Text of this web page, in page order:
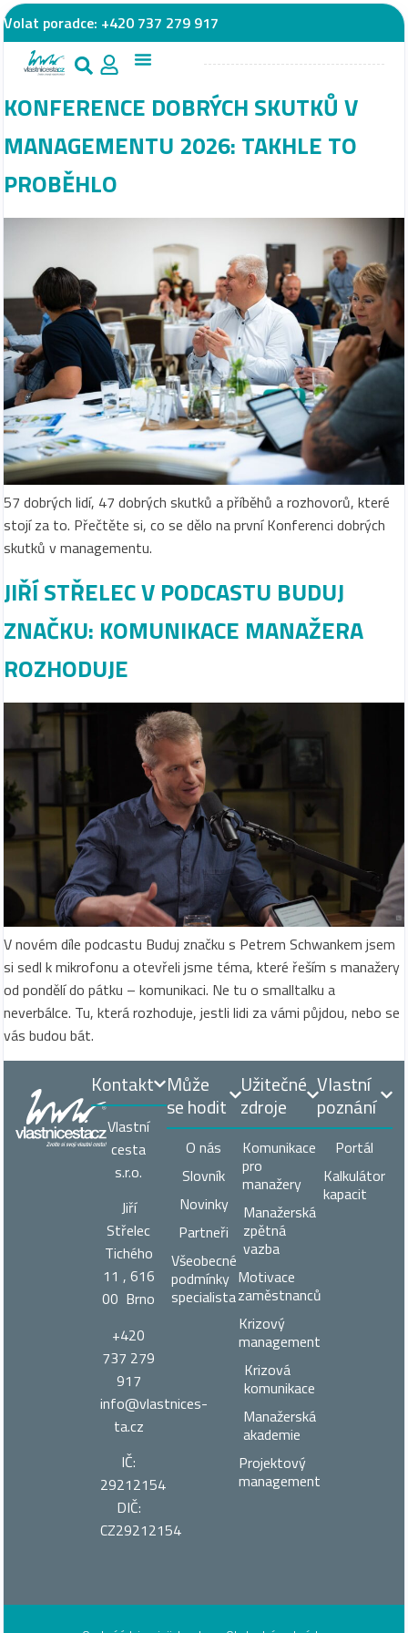
Volat poradce: +420 737 279 917
KONFERENCE DOBRÝCH SKUTKŮ V
MANAGEMENTU 2026: TAKHLE TO
PROBĚHLO
57 dobrých lidí, 47 dobrých skutků a příběhů a rozhovorů, které
stojí za to. Přečtěte si, co se dělo na první Konferenci dobrých
skutků v managementu.
JIŘÍ STŘELEC V PODCASTU BUDUJ
ZNAČKU: KOMUNIKACE MANAŽERA
ROZHODUJE
V novém díle podcastu Buduj značku s Petrem Schwankem jsem
si sedl k mikrofonu a otevřeli jsme téma, které řeším s manažery
od pondělí do pátku – komunikaci. Ne tu o smalltalku a
neverbálce. Tu, která rozhoduje, jestli lidi za vámi půjdou, nebo se
vás budou bát.
Může
se hodit
O nás
Slovník
Novinky
Partneři
Všeobecné
podmínky
specialista
Užitečné
zdroje
Komunikace
pro
manažery
Manažerská
zpětná
vazba
Motivace
zaměstnanců
Krizový
management
Krizová
komunikace
Manažerská
akademie
Projektový
management
Vlastní
poznání
Portál
Kalkulátor
kapacit
Kontakt
Vlastní
cesta
s.r.o.
Jiří
Střelec
Tichého
11 , 616
00 Brno
+420
737 279
917
info@vlastnices­
ta.cz
IČ:
29212154
DIČ:
CZ29212154